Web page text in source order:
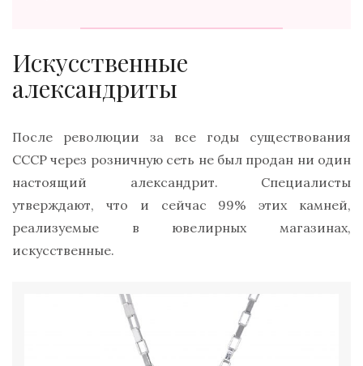
Искусственные
александриты
После революции за все годы существования
СССР через розничную сеть не был продан ни один
настоящий александрит. Специалисты
утверждают, что и сейчас 99% этих камней,
реализуемые в ювелирных магазинах,
искусственные.